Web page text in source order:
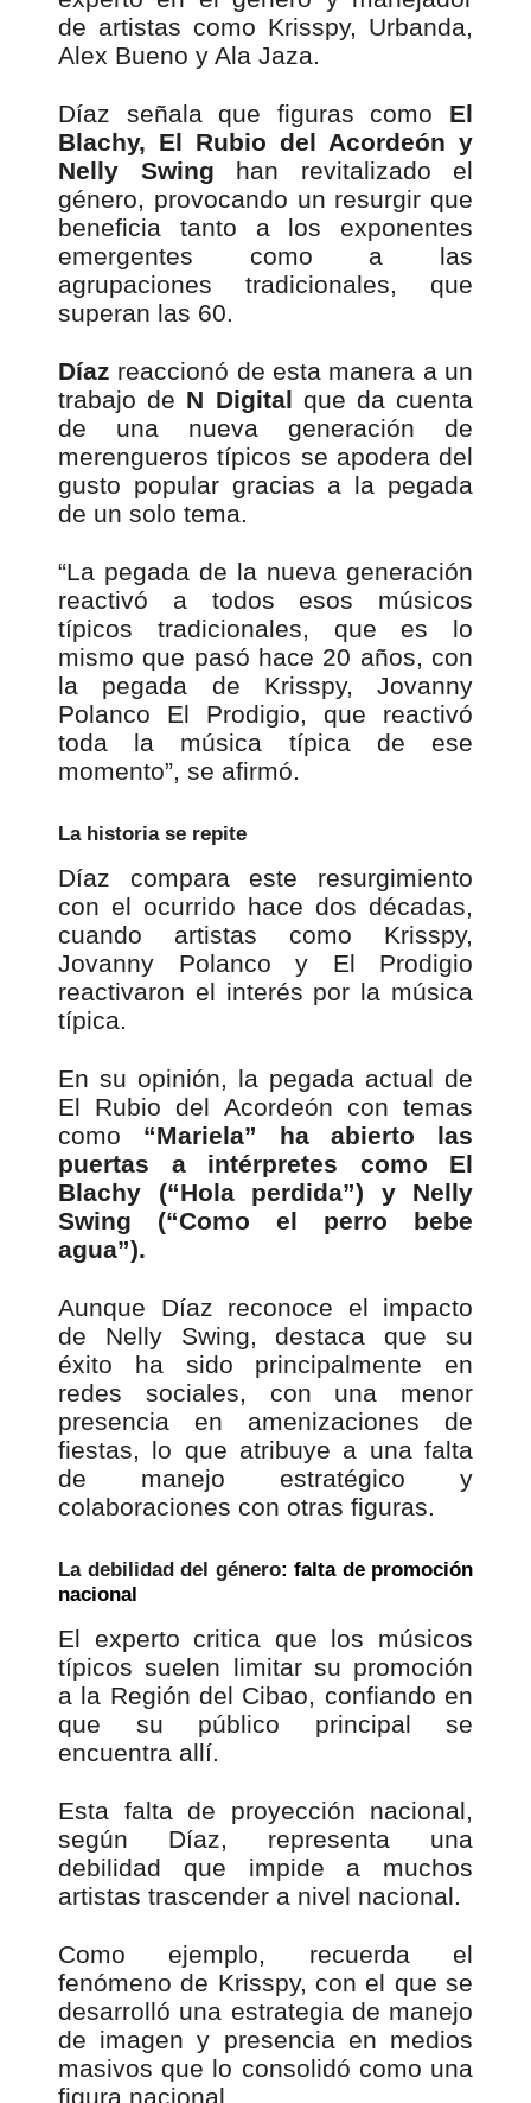
de artistas como Krisspy, Urbanda,
Alex Bueno y Ala Jaza.
Díaz señala que figuras como El
Blachy, El Rubio del Acordeón y
Nelly Swing han revitalizado el
género, provocando un resurgir que
beneficia tanto a los exponentes
emergentes como a las
agrupaciones tradicionales, que
superan las 60.
Díaz reaccionó de esta manera a un
trabajo de N Digital que da cuenta
de una nueva generación de
merengueros típicos se apodera del
gusto popular gracias a la pegada
de un solo tema.
“La pegada de la nueva generación
reactivó a todos esos músicos
típicos tradicionales, que es lo
mismo que pasó hace 20 años, con
la pegada de Krisspy, Jovanny
Polanco El Prodigio, que reactivó
toda la música típica de ese
momento”, se afirmó.
La historia se repite
Díaz compara este resurgimiento
con el ocurrido hace dos décadas,
cuando artistas como Krisspy,
Jovanny Polanco y El Prodigio
reactivaron el interés por la música
típica.
En su opinión, la pegada actual de
El Rubio del Acordeón con temas
como “Mariela” ha abierto las
puertas a intérpretes como El
Blachy (“Hola perdida”) y Nelly
Swing (“Como el perro bebe
agua”).
Aunque Díaz reconoce el impacto
de Nelly Swing, destaca que su
éxito ha sido principalmente en
redes sociales, con una menor
presencia en amenizaciones de
fiestas, lo que atribuye a una falta
de manejo estratégico y
colaboraciones con otras figuras.
La debilidad del género: falta de promoción
nacional
El experto critica que los músicos
típicos suelen limitar su promoción
a la Región del Cibao, confiando en
que su público principal se
encuentra allí.
Esta falta de proyección nacional,
según Díaz, representa una
debilidad que impide a muchos
artistas trascender a nivel nacional.
Como ejemplo, recuerda el
fenómeno de Krisspy, con el que se
desarrolló una estrategia de manejo
de imagen y presencia en medios
masivos que lo consolidó como una
figura nacional.